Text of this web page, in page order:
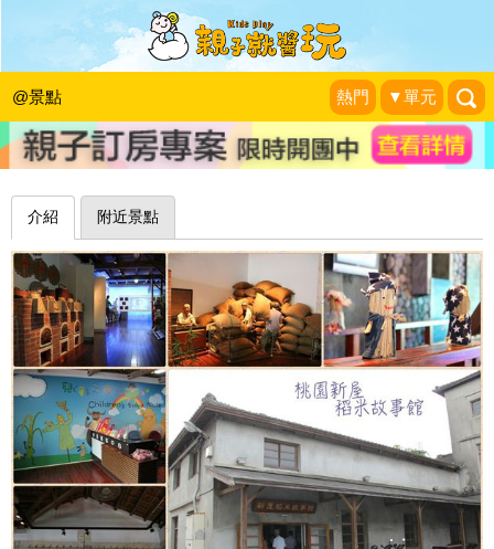
@景點 熱門 ▼單元
帶著孩子動手碾米趣！探索百年木製碾
米機及穀倉：桃園稻米故事館
甘單慢漫遊|2014-07-28
介紹 附近景點